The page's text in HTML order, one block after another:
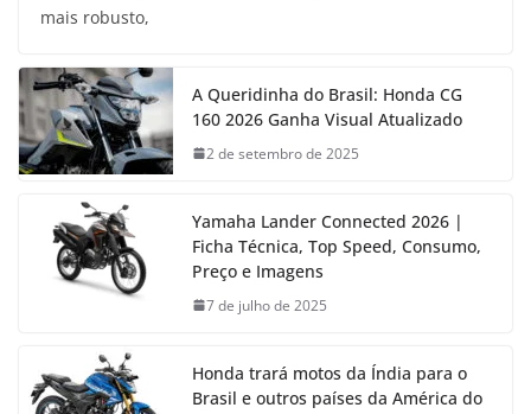
mais robusto,
A Queridinha do Brasil: Honda CG
160 2026 Ganha Visual Atualizado
2 de setembro de 2025
Yamaha Lander Connected 2026 |
Ficha Técnica, Top Speed, Consumo,
Preço e Imagens
7 de julho de 2025
Honda trará motos da Índia para o
Brasil e outros países da América do